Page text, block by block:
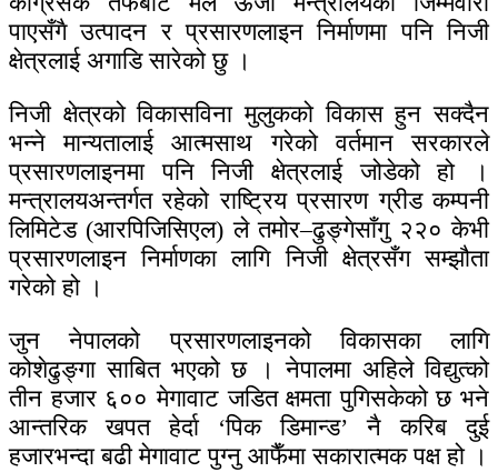
पाएसँगै उत्पादन र प्रसारणलाइन निर्माणमा पनि निजी
क्षेत्रलाई अगाडि सारेको छु ।
निजी क्षेत्रको विकासविना मुलुकको विकास हुन सक्दैन
भन्ने मान्यतालाई आत्मसाथ गरेको वर्तमान सरकारले
प्रसारणलाइनमा पनि निजी क्षेत्रलाई जोडेको हो ।
मन्त्रालयअन्तर्गत रहेको राष्ट्रिय प्रसारण ग्रीड कम्पनी
लिमिटेड (आरपिजिसिएल) ले तमोर–ढुङ्गेसाँगु २२० केभी
प्रसारणलाइन निर्माणका लागि निजी क्षेत्रसँग सम्झौता
गरेको हो ।
जुन नेपालको प्रसारणलाइनको विकासका लागि
कोशेढुङ्गा साबित भएको छ । नेपालमा अहिले विद्युत्को
तीन हजार ६०० मेगावाट जडित क्षमता पुगिसकेको छ भने
आन्तरिक खपत हेर्दा ‘पिक डिमान्ड’ नै करिब दुई
हजारभन्दा बढी मेगावाट पुग्नु आफैँमा सकारात्मक पक्ष हो ।